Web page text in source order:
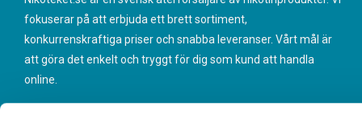
fokuserar på att erbjuda ett brett sortiment,
konkurrenskraftiga priser och snabba leveranser. Vårt mål är
att göra det enkelt och tryggt för dig som kund att handla
online.